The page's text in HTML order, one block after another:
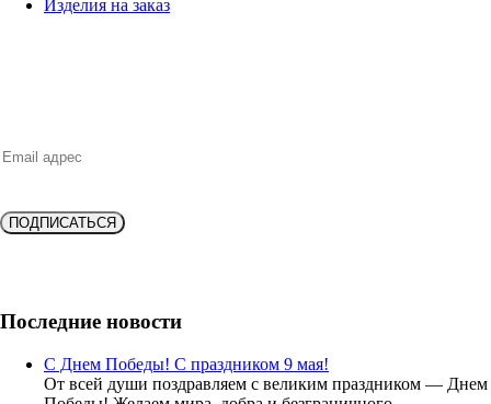
Изделия на заказ
ПОДПИСАТЬСЯ
Последние новости
С Днем Победы! С праздником 9 мая!
От всей души поздравляем с великим праздником — Днем